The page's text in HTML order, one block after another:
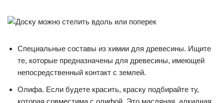
Специальные составы из химии для древесины. Ищите
те, которые предназначены для древесины, имеющей
непосредственный контакт с землей.
Олифа. Если будете красить, краску подбирайте ту,